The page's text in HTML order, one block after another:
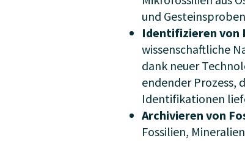
und
Identifizieren von
wissenschaftliche
dank neuer
endender Prozess,
Identifikationen
Archivieren von
Fossilien,